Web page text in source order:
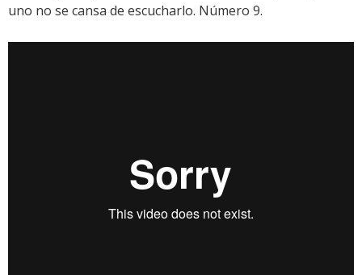
uno no se cansa de escucharlo. Número 9.